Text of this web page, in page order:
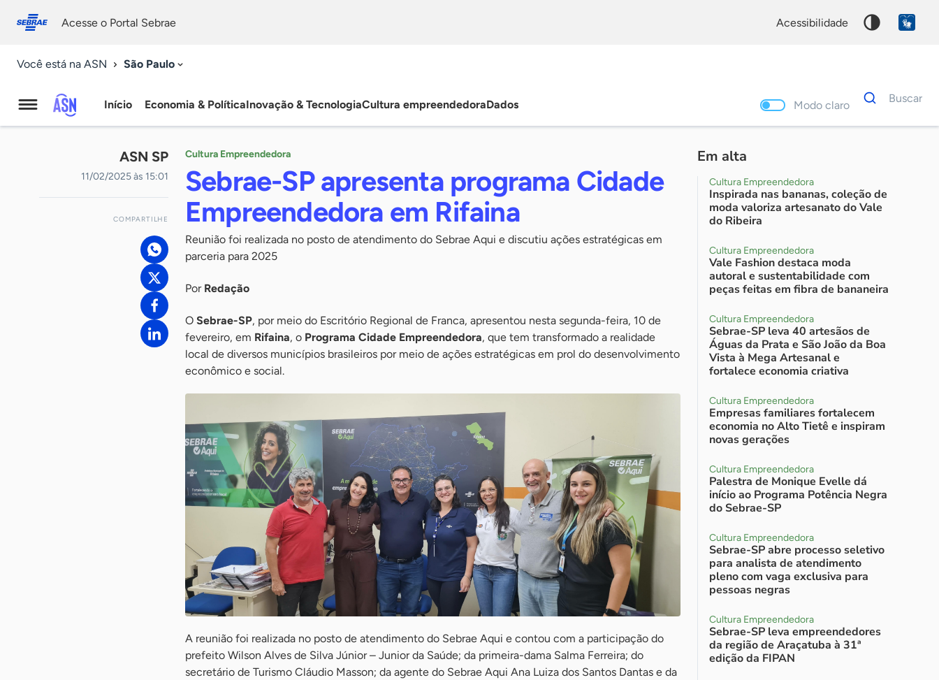
conosco
Acesse o Portal Sebrae acessibilidade
Você está na ASN São Paulo
Agência
Sebrae
Notícias
Início Economia & PolíticaInovação & TecnologiaCultura empreendedoraDados Modo claro
Dados
para
Buscar
ASN SP
11/02/2025 às 15:01
COMPARTILHE
Cultura Empreendedora
Sebrae-SP apresenta programa Cidade
Empreendedora em Rifaina
Reunião foi realizada no posto de atendimento do Sebrae Aqui e discutiu ações estratégicas em
parceria para 2025
Por Redação
O Sebrae-SP, por meio do Escritório Regional de Franca, apresentou nesta segunda-feira, 10 de
fevereiro, em Rifaina, o Programa Cidade Empreendedora, que tem transformado a realidade
local de diversos municípios brasileiros por meio de ações estratégicas em prol do desenvolvimento
econômico e social.
A reunião foi realizada no posto de atendimento do Sebrae Aqui e contou com a participação do
prefeito Wilson Alves de Silva Júnior – Junior da Saúde; da primeira-dama Salma Ferreira; do
secretário de Turismo Cláudio Masson; da agente do Sebrae Aqui Ana Luiza dos Santos Dantas e da
Em alta
Cultura Empreendedora
Inspirada nas bananas, coleção de
moda valoriza artesanato do Vale
do Ribeira
Cultura Empreendedora
Vale Fashion destaca moda
autoral e sustentabilidade com
peças feitas em fibra de bananeira
Cultura Empreendedora
Sebrae-SP leva 40 artesãos de
Águas da Prata e São João da Boa
Vista à Mega Artesanal e
fortalece economia criativa
Cultura Empreendedora
Empresas familiares fortalecem
economia no Alto Tietê e inspiram
novas gerações
Cultura Empreendedora
Palestra de Monique Evelle dá
início ao Programa Potência Negra
do Sebrae-SP
Cultura Empreendedora
Sebrae-SP abre processo seletivo
para analista de atendimento
pleno com vaga exclusiva para
pessoas negras
Cultura Empreendedora
Sebrae-SP leva empreendedores
da região de Araçatuba à 31ª
edição da FIPAN